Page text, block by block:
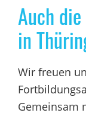
Auch
in
Wir freuen
Gemeinsam